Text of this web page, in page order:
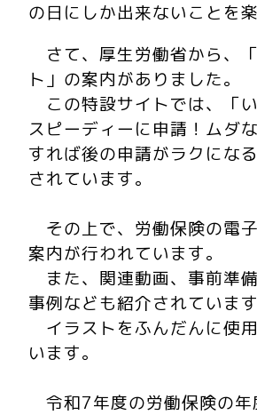
の日にしか出来ないことを
さて、 厚生労働省から、
ト」の案内がありました。
この特設サイトでは、「
スピーディーに申請！ムダ
すれば後の申請がラクにな
されています。
その上で、労働保険の電
案内が行われています。
また、関連動画、事前準
事例なども紹介されています
イラストをふんだんに使
います。
令和7年度の労働保険の